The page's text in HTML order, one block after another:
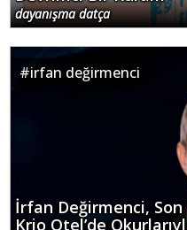
irfan değirmenci
İrfan Değirmenci,
Krio Otel’de
dayanışma datça